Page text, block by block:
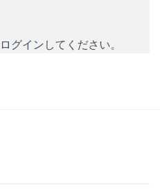
ログイン してください。